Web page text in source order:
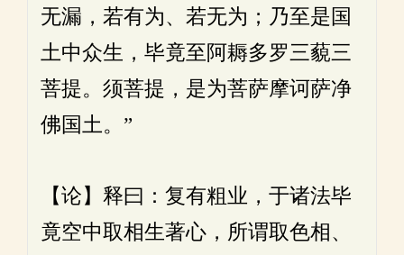
无漏，若有为、若无为；乃至是国
土中众生，毕竟至阿耨多罗三藐三
菩提。须菩提，是为菩萨摩诃萨净
佛国土。”
【论】释曰：复有粗业，于诸法毕
竟空中取相生著心，所谓取色相、